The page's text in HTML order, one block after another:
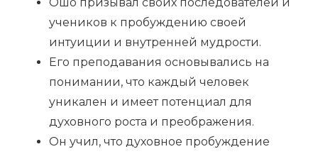
учеников к пробуждению своей
интуиции и внутренней мудрости.
Его преподавания основывались на
понимании, что каждый человек
уникален и имеет потенциал для
духовного роста и преображения.
Он учил, что духовное пробуждение